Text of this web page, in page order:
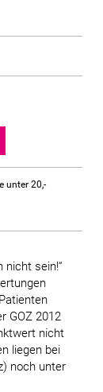
unter 20,-
nicht sein!“
GOZ 2012
nicht
liegen bei
noch unter